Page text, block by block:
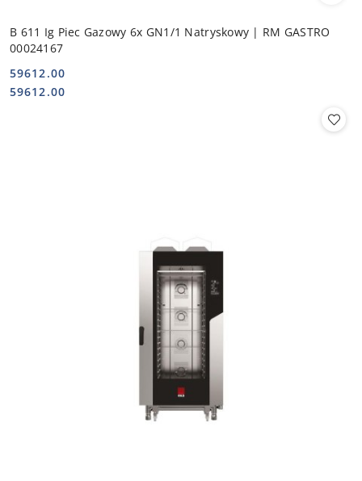
B 611 Ig Piec Gazowy 6x GN1/1 Natryskowy | RM GASTRO
00024167
Cena:
59612.00
Cena:
59612.00